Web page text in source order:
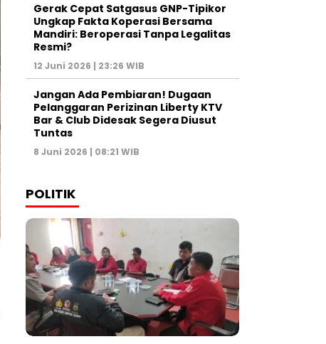
Gerak Cepat Satgasus GNP-Tipikor
Ungkap Fakta Koperasi Bersama
Mandiri: Beroperasi Tanpa Legalitas
Resmi?
12 Juni 2026 | 23:26 WIB
Jangan Ada Pembiaran! Dugaan
Pelanggaran Perizinan Liberty KTV
Bar & Club Didesak Segera Diusut
Tuntas
8 Juni 2026 | 08:21 WIB
POLITIK